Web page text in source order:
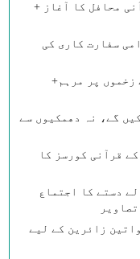
محافل کا آغاز +
سفارت کاری کی
زخموں پر مرہم+
گے، نہ دھمکیوں سے
قرآنی کورسز کا
دستے کا اجتماع
زائرین کے لیے